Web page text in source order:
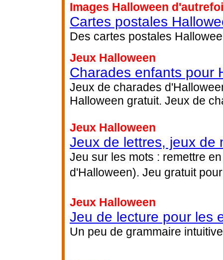
Images Halloween
Cartes postales
Des cartes postales
Jeux Halloween
Charades enfants pour
Jeux de charades
Halloween gratuit. Jeux de
Jeux Halloween
Jeux de lettres, jeux de
Jeu sur les mots : remettre
d'Halloween). Jeu gratuit
Jeux Halloween
Jeu de lecture pour les
Un peu de grammaire